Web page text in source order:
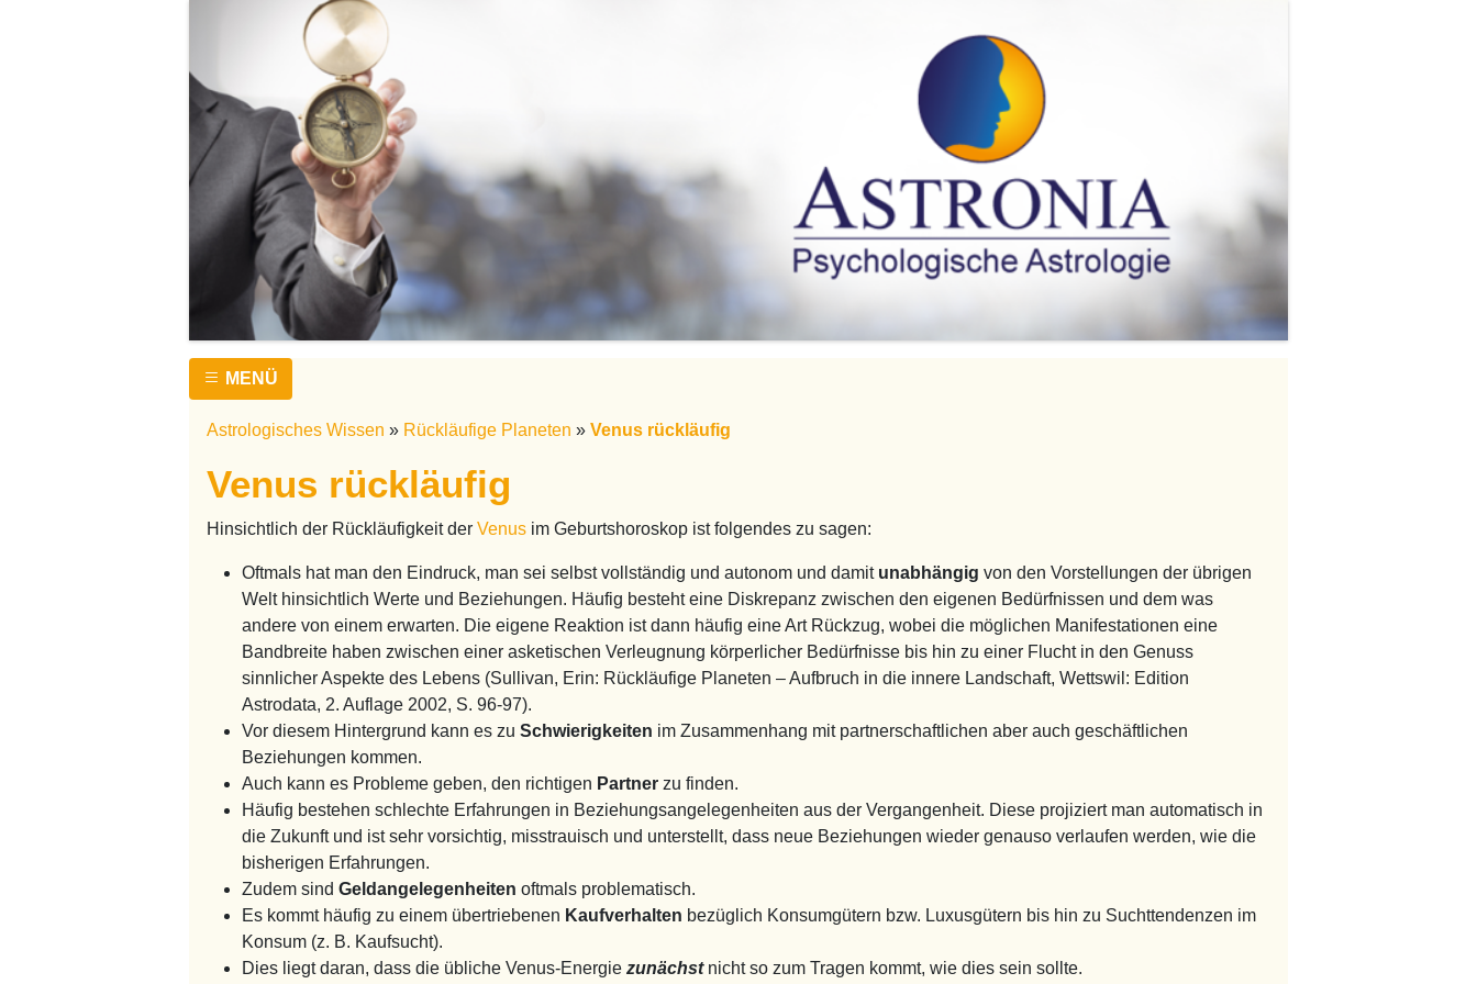
MENÜ
Astrologisches Wissen » Rückläufige Planeten » Venus rückläufig
Venus rückläufig
Hinsichtlich der Rückläufigkeit der Venus im Geburtshoroskop ist folgendes zu sagen:
Oftmals hat man den Eindruck, man sei selbst vollständig und autonom und damit unabhängig von den Vorstellungen der übrigen
Welt hinsichtlich Werte und Beziehungen. Häufig besteht eine Diskrepanz zwischen den eigenen Bedürfnissen und dem was
andere von einem erwarten. Die eigene Reaktion ist dann häufig eine Art Rückzug, wobei die möglichen Manifestationen eine
Bandbreite haben zwischen einer asketischen Verleugnung körperlicher Bedürfnisse bis hin zu einer Flucht in den Genuss
sinnlicher Aspekte des Lebens (Sullivan, Erin: Rückläufige Planeten – Aufbruch in die innere Landschaft, Wettswil: Edition
Astrodata, 2. Auflage 2002, S. 96-97).
Vor diesem Hintergrund kann es zu Schwierigkeiten im Zusammenhang mit partnerschaftlichen aber auch geschäftlichen
Beziehungen kommen.
Auch kann es Probleme geben, den richtigen Partner zu finden.
Häufig bestehen schlechte Erfahrungen in Beziehungsangelegenheiten aus der Vergangenheit. Diese projiziert man automatisch in
die Zukunft und ist sehr vorsichtig, misstrauisch und unterstellt, dass neue Beziehungen wieder genauso verlaufen werden, wie die
bisherigen Erfahrungen.
Zudem sind Geldangelegenheiten oftmals problematisch.
Es kommt häufig zu einem übertriebenen Kaufverhalten bezüglich Konsumgütern bzw. Luxusgütern bis hin zu Suchttendenzen im
Konsum (z. B. Kaufsucht).
Dies liegt daran, dass die übliche Venus-Energie zunächst nicht so zum Tragen kommt, wie dies sein sollte.